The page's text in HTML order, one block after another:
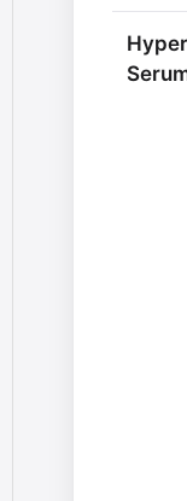
Hyper